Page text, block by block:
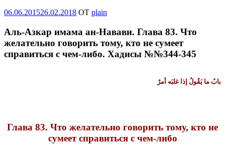
Опубликовано
06.06.201526.02.2018 OT plain
Аль-Азкар имама ан-Навави. Глава 83. Что
желательно говорить тому, кто не сумеет
справиться с чем-либо. Хадисы №№344-345
بابُ ما يَقُولُ إذا غلبَه أمرٌ
Глава 83. Что желательно говорить тому, кто не
сумеет справиться с чем-либо